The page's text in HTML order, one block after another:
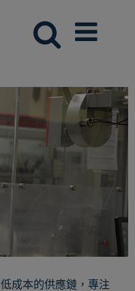
成本的供應鏈，專注